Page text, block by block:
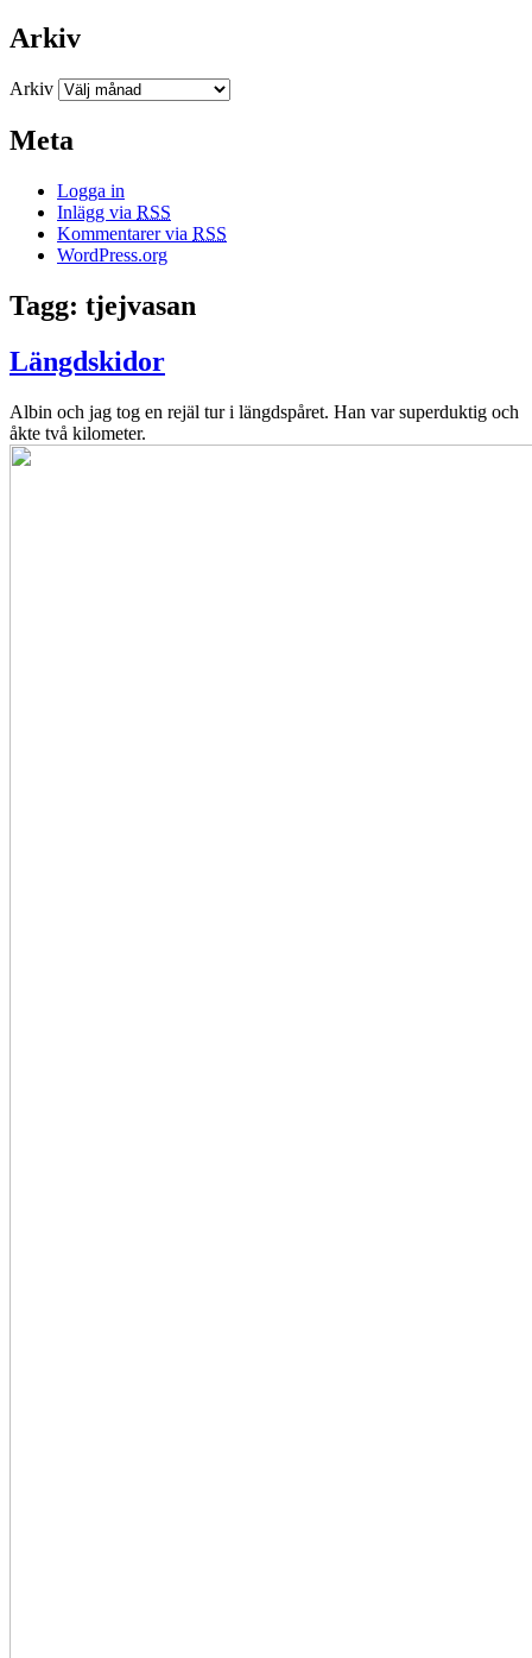
Arkiv
Arkiv
Meta
Logga in
Inlägg via RSS
Kommentarer via RSS
WordPress.org
Tagg: tjejvasan
Längdskidor
Albin och jag tog en rejäl tur i längdspåret. Han var superduktig och
åkte två kilometer.